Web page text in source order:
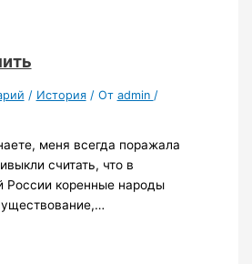
/ История/ От admin /
меня всегда поражала
считать, что в
России коренные народы